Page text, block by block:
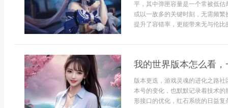
平，其中弹匣容量是一个常被低
或以一敌多的关键时刻，无需频
提升了容错率，更能带来无与伦比
我的世界版本怎么看
版本更迭，游戏灵魂的进化之路
本号的变化，也默默记录着技术
形接口的优化，红石系统的日益